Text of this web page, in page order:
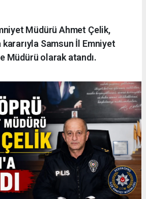
Müdürü Ahmet Çelik,
Samsun İl Emniyet
Müdürü olarak atandı.